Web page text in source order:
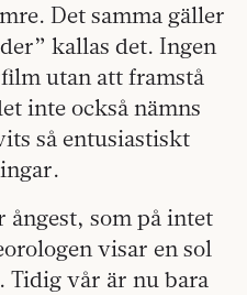
Det samma gäller
kallas det. Ingen
utan att framstå
inte också nämns
så entusiastiskt
ångest, som på intet
visar en sol
vår är nu bara